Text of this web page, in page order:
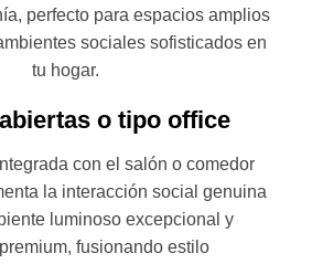
perfecto para espacios amplios
sociales sofisticados en
tu hogar.
o tipo office
con el salón o comedor
la interacción social genuina
luminoso excepcional y
fusionando estilo